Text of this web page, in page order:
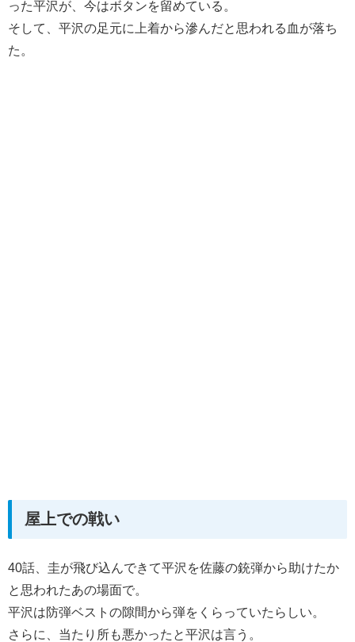
った平沢が、今はボタンを留めている。
そして、平沢の足元に上着から滲んだと思われる血が落ち
た。
屋上での戦い
40話、圭が飛び込んできて平沢を佐藤の銃弾から助けたか
と思われたあの場面で。
平沢は防弾ベストの隙間から弾をくらっていたらしい。
さらに、当たり所も悪かったと平沢は言う。